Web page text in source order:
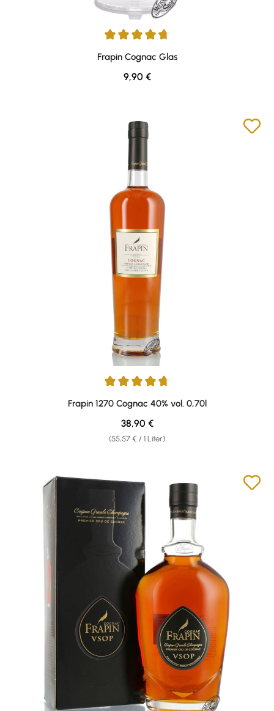
Durchschnittliche Bewertung von 4.78 von 5 Sternen
Frapin Cognac Glas
Regulärer Preis:
9,90 €
Durchschnittliche Bewertung von 4.85 von 5 Sternen
Frapin 1270 Cognac 40% vol. 0,70l
(55,57 € / 1 Liter)
Regulärer Preis:
38,90 €